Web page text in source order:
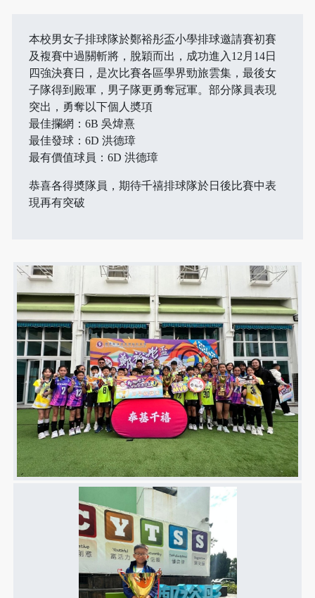
本校男女子排球隊於鄭裕彤盃小學排球邀請賽初賽
及複賽中過關斬將，脫穎而出，成功進入12月14日
四強決賽日，是次比賽各區學界勁旅雲集，最後女
子隊得到殿軍，男子隊更勇奪冠軍。部分隊員表現
突出，勇奪以下個人奬項
最佳攔網：6B 吳煒熹
最佳發球：6D 洪德璋
最有價值球員：6D 洪德璋
恭喜各得奬隊員，期待千禧排球隊於日後比賽中表
現再有突破